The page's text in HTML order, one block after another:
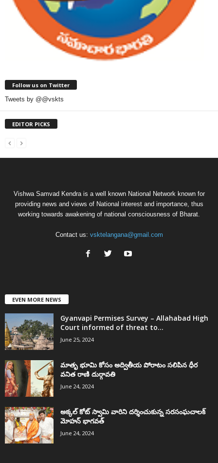
Follow us on Twitter
Tweets by @@vskts
EDITOR PICKS
Vishwa Samvad Kendra is a well known National Network known for
providing news and views of National interest and importance, thus
working towards awakening of national consciousness of Bharat.
Contact us: vsktelangana@gmail.com
EVEN MORE NEWS
Gyanvapi Permises Survey – Allahabad High
Court informed of threat to...
June 25, 2024
మాతృ భూమి కోసం అద్వితీయ పోరాటం సలిపిన ధీర
వనిత రాణి దుర్గావతి
June 24, 2024
అక్కల్‌ కోట్‌ స్వామి వారిని దర్శించుకున్న సరసంఘచాలక్
మోహన్ భాగవత్
June 24, 2024